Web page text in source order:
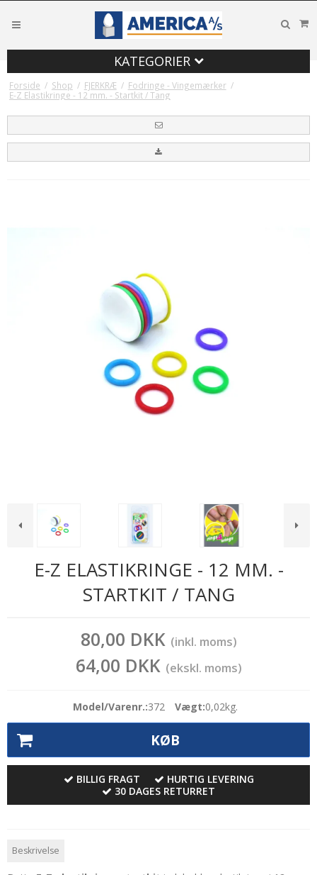
KATEGORIER
Forside / Shop / FJERKRÆ / Fodringe - Vingemærker /
E-Z Elastikringe - 12 mm. - Startkit / Tang
E-Z ELASTIKRINGE - 12 MM. -
STARTKIT / TANG
80,00 DKK (inkl. moms)
64,00 DKK (ekskl. moms)
Model/Varenr.:372 Vægt:0,02kg.
KØB
BILLIG FRAGT
HURTIG LEVERING
30 DAGES RETURRET
Beskrivelse